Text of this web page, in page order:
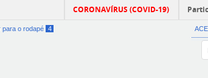
CORONAVÍRUS (COVID-19)
para o rodapé 4